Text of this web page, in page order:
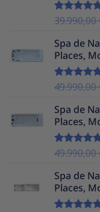
Note5.00
39.990,00
Spa de
Places,
Note5.00
49.990,00
Spa de
Places,
Note5.00
49.990,00
Spa de
Places,